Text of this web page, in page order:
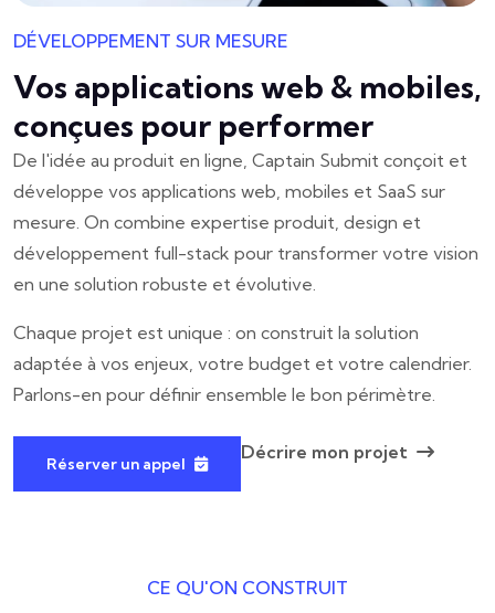
DÉVELOPPEMENT SUR MESURE
Vos applications web & mobiles,
conçues pour performer
De l'idée au produit en ligne, Captain Submit conçoit et
développe vos applications web, mobiles et SaaS sur
mesure. On combine expertise produit, design et
développement full-stack pour transformer votre vision
en une solution robuste et évolutive.
Chaque projet est unique : on construit la solution
adaptée à vos enjeux, votre budget et votre calendrier.
Parlons-en pour définir ensemble le bon périmètre.
Réserver un appel
Décrire mon projet
CE QU'ON CONSTRUIT